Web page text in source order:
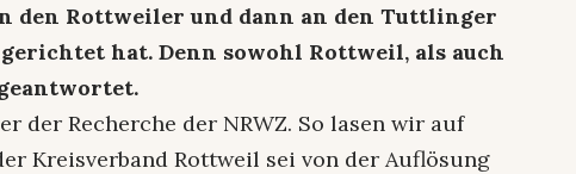
den Rottweiler und dann an den Tuttlinger
hat. Denn sowohl Rottweil, als auch
der Recherche der NRWZ. So lasen wir auf
Kreisverband Rottweil sei von der Auflösung